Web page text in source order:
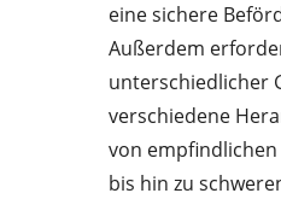
eine sichere
Außerdem
unterschiedlicher
verschiedene
von
bis hin zu